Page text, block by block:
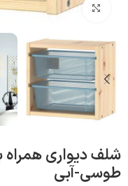
بزرگنمایی تصویر
طوسی-آبی